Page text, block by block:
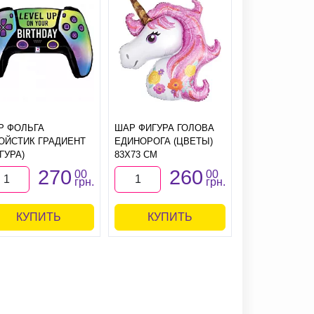
ФОЛЬГА
ГРАДИЕНТ
270 00
грн.
КУПИТЬ
ШАР ФИГУРА ГОЛОВА
ЕДИНОРОГА (ЦВЕТЫ)
83Х73 СМ
260 00
грн.
КУПИТЬ